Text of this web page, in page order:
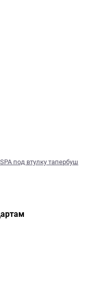
под втулку тапербуш